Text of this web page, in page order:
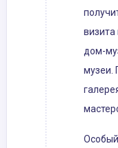
визита
дом-
музеи.